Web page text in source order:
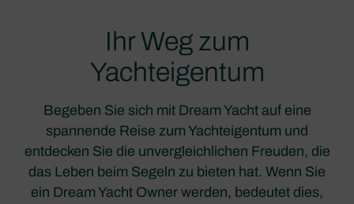
Ihr Weg zum
Yachteigentum
Begeben Sie sich mit Dream Yacht auf eine
spannende Reise zum Yachteigentum und
entdecken Sie die unvergleichlichen Freuden, die
das Leben beim Segeln zu bieten hat. Wenn Sie
ein Dream Yacht Owner werden, bedeutet dies,